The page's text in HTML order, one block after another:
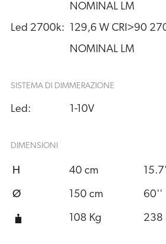
NOMINAL LM
Led 2700k:
129,6 W CRI>90
NOMINAL LM
SISTEMA DI DIMMERAZIONE
Led: 1-10V
DIMENSIONI
H 40 cm
Ø 150 cm 60''
108 Kg 238